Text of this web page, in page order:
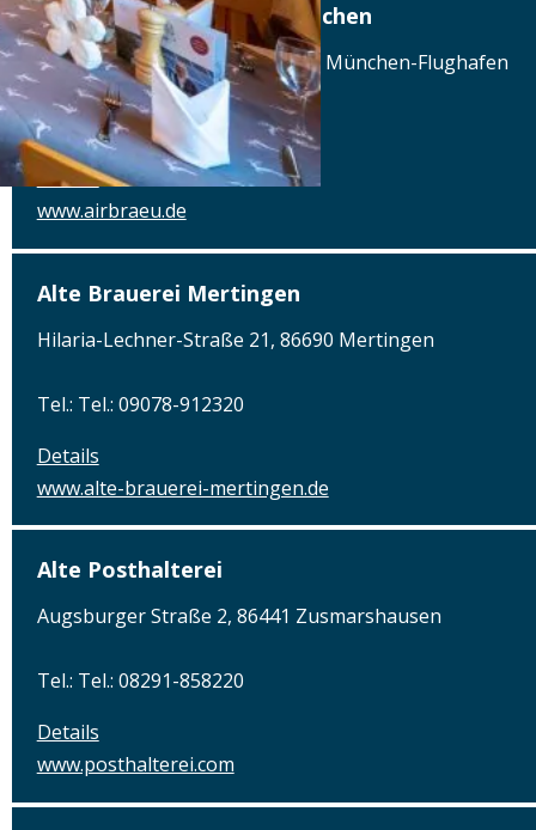
Airbräu am Flughafen München
Terminalstraße Mitte 18, 85356 München-Flughafen
Tel.: Tel.: 089 - 97593111
Details
www.airbraeu.de
Alte Brauerei Mertingen
Hilaria-Lechner-Straße 21, 86690 Mertingen
Tel.: Tel.: 09078-912320
Details
www.alte-brauerei-mertingen.de
Alte Posthalterei
Augsburger Straße 2, 86441 Zusmarshausen
Tel.: Tel.: 08291-858220
Details
www.posthalterei.com